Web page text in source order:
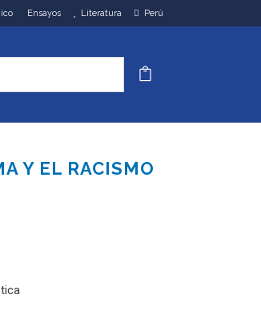
Ensayos Literatura Perú
Y EL RACISMO